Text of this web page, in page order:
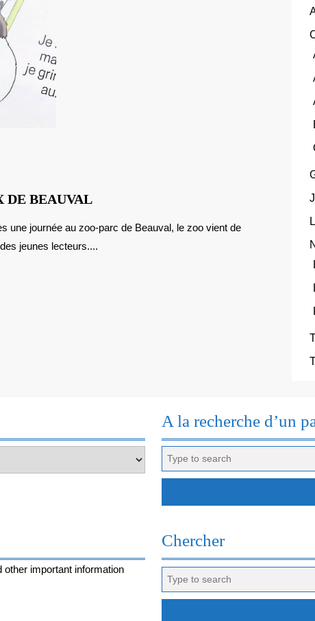
DE BEAUVALLOIR
CHER
:
jeunes lecteurs....
A la recherche d’un
for:
important information
Chercher
for: